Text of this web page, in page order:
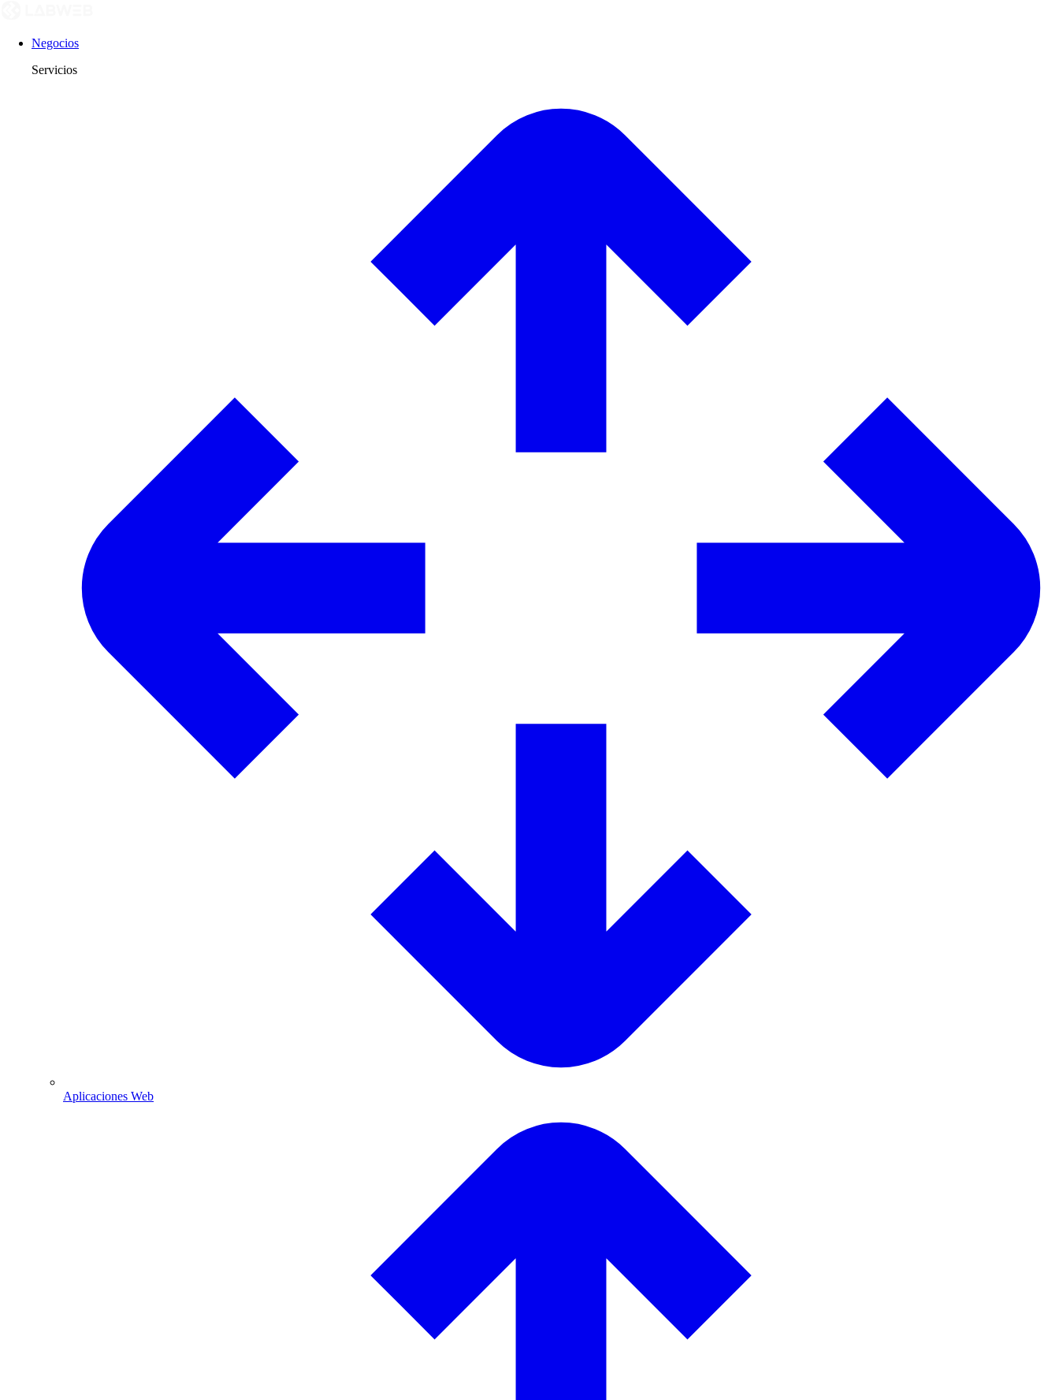
Negocios
Servicios
Aplicaciones Web